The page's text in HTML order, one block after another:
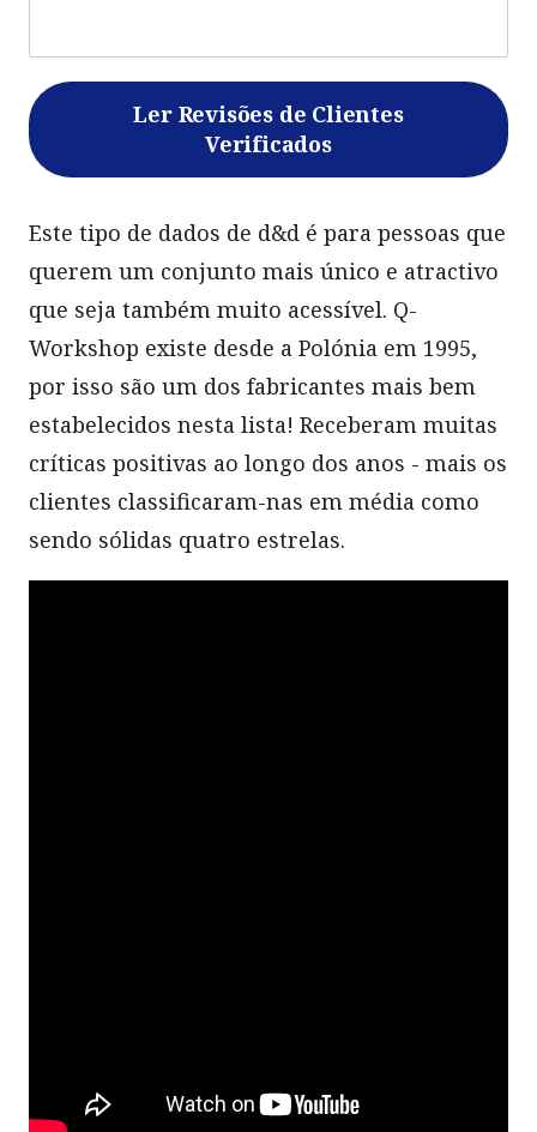
Ler Revisões de Clientes
Verificados
Este tipo de dados de d&d é para pessoas que
querem um conjunto mais único e atractivo
que seja também muito acessível. Q-
Workshop existe desde a Polónia em 1995,
por isso são um dos fabricantes mais bem
estabelecidos nesta lista! Receberam muitas
críticas positivas ao longo dos anos - mais os
clientes classificaram-nas em média como
sendo sólidas quatro estrelas.